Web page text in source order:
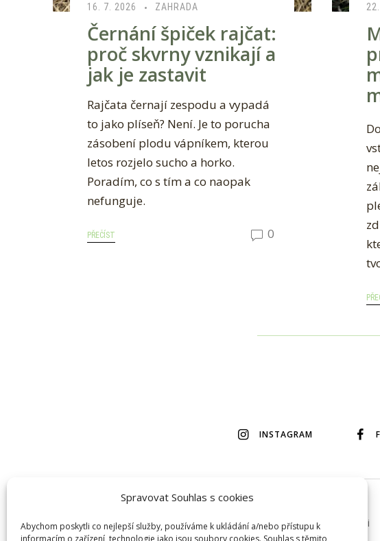
Spravovat Souhlas s cookies
Abychom poskytli co nejlepší služby, používáme k ukládání a/nebo přístupu k
informacím o zařízení, technologie jako jsou soubory cookies. Souhlas s těmito
16. 7. 2026 ZAHRADA
Černání špiček rajčat:
proč skvrny vznikají a
jak je zastavit
Rajčata černají zespodu a vypadá
to jako plíseň? Není. Je to porucha
zásobení plodu vápníkem, kterou
letos rozjelo sucho a horko.
Poradím, co s tím a co naopak
nefunguje.
PŘEČÍST 0
INSTAGRAM
© 2026 Veškerý obsah na tomto webu je autorský, bez mého svolení si